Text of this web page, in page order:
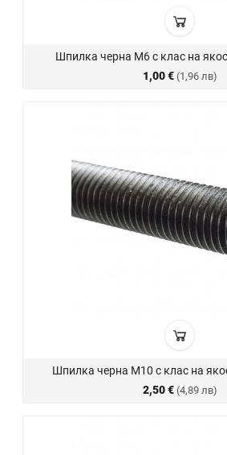
Шпилка черна М6 с клас на
1,00 € (1,96 лв)
Шпилка черна М10 с клас на
2,50 € (4,89 лв)